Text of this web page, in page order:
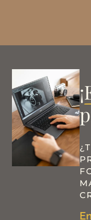
¡